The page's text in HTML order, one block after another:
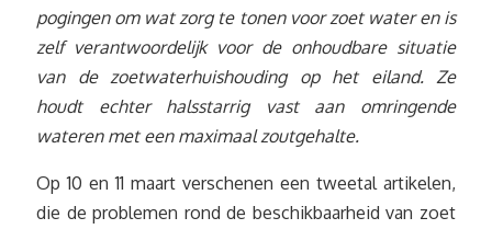
pogingen om wat zorg te tonen voor zoet water en is
zelf verantwoordelijk voor de onhoudbare situatie
van de zoetwaterhuishouding op het eiland. Ze
houdt echter halsstarrig vast aan omringende
wateren met een maximaal zoutgehalte.
Op 10 en 11 maart verschenen een tweetal artikelen,
die de problemen rond de beschikbaarheid van zoet